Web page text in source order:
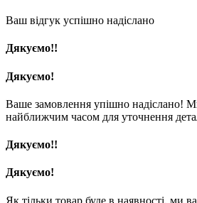
Ваш відгук успішно надіслано
Дякуємо!!
Дякуємо!
Ваше замовлення упішно надіслано!
найближчим часом для уточнення
Дякуємо!!
Дякуємо!
Як тільки товар буде в наявності, ми